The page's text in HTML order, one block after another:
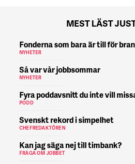
MEST LÄST
Fonderna som bara är till för
NYHETER
Så var vår jobbsommar
NYHETER
Fyra poddavsnitt du inte vill
PODD
Svenskt rekord i simpelhet
CHEFREDAKTÖREN
Kan jag säga nej till timbank?
FRÅGA OM JOBBET